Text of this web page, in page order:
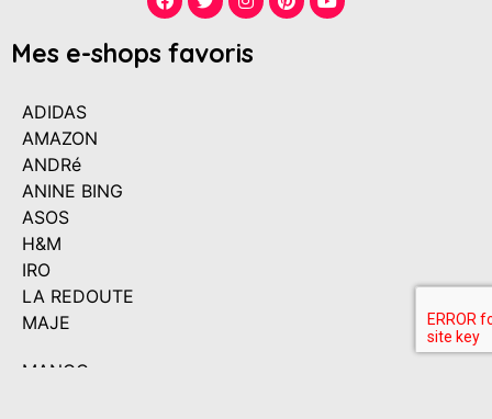
Mes e-shops favoris
ADIDAS
AMAZON
ANDRé
ANINE BING
ASOS
H&M
IRO
LA REDOUTE
MAJE
MANGO